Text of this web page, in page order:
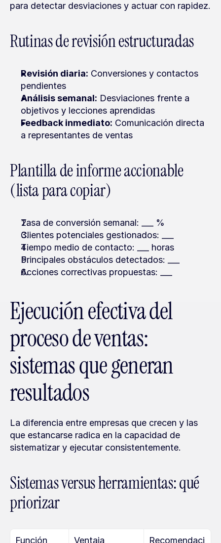
para detectar desviaciones y actuar con rapidez.
Rutinas de revisión estructuradas
Revisión diaria: Conversiones y contactos
pendientes
Análisis semanal: Desviaciones frente a
objetivos y lecciones aprendidas
Feedback inmediato: Comunicación directa
a representantes de ventas
Plantilla de informe accionable
(lista para copiar)
Tasa de conversión semanal: ___ %
Clientes potenciales gestionados: ___
Tiempo medio de contacto: ___ horas
Principales obstáculos detectados: ___
Acciones correctivas propuestas: ___
Ejecución efectiva del
proceso de ventas:
sistemas que generan
resultados
La diferencia entre empresas que crecen y las
que estancarse radica en la capacidad de
sistematizar y ejecutar consistentemente.
Sistemas versus herramientas: qué
priorizar
Función Ventaja Recomendaci